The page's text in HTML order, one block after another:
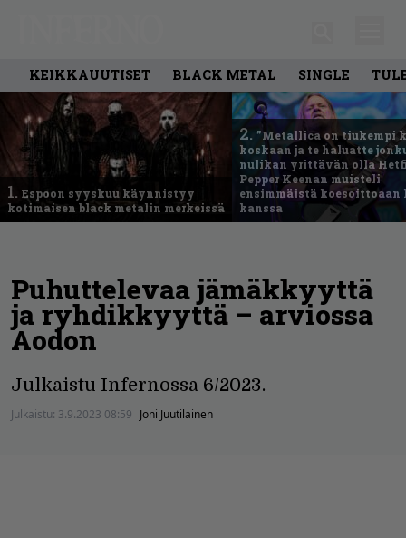
KEIKKAUUTISET BLACK METAL SINGLE
1. Espoon syyskuu käynnistyy
kotimaisen black metalin merkeissä
2. ”Metallica on tiukempi
koskaan ja te haluatte
nulikan yrittävän olla
Pepper Keenan muisteli
ensimmäistä
kanssa
Puhuttelevaa jämäkkyyttä
ja ryhdikkyyttä – arviossa
Aodon
Julkaistu Infernossa 6/2023.
Julkaistu: 3.9.2023 08:59 Joni Juutilainen